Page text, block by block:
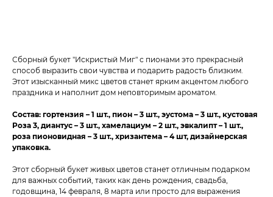
Сборный букет "Искристый Миг" с пионами это прекрасный
способ выразить свои чувства и подарить радость близким.
Этот изысканный микс цветов станет ярким акцентом любого
праздника и наполнит дом неповторимым ароматом.
Состав: гортензия – 1 шт., пион – 3 шт., эустома – 3 шт., кустовая
Роза 3, диантус – 3 шт., хамелациум – 2 шт., эвкалипт – 1 шт.,
роза пионовидная – 3 шт., хризантема – 4 шт, дизайнерская
упаковка.
Этот сборный букет живых цветов станет отличным подарком
для важных событий, таких как день рождения, свадьба,
годовщина, 14 февраля, 8 марта или просто для выражения